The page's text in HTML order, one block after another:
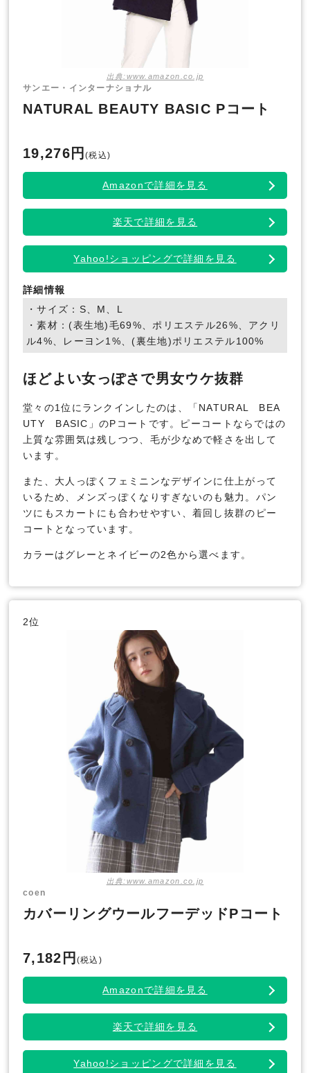
出典:www.amazon.co.jp
サンエー・インターナショナル
NATURAL BEAUTY BASIC Pコート
19,276円(税込)
Amazonで詳細を見る
楽天で詳細を見る
Yahoo!ショッピングで詳細を見る
詳細情報
・サイズ：S、M、L
・素材：(表生地)毛69%、ポリエステル26%、アクリ
ル4%、レーヨン1%、(裏生地)ポリエステル100%
ほどよい女っぽさで男女ウケ抜群
堂々の1位にランクインしたのは、「NATURAL BEA
UTY BASIC」のPコートです。ピーコートならではの
上質な雰囲気は残しつつ、毛が少なめで軽さを出して
います。
また、大人っぽくフェミニンなデザインに仕上がって
いるため、メンズっぽくなりすぎないのも魅力。パン
ツにもスカートにも合わせやすい、着回し抜群のピー
コートとなっています。
カラーはグレーとネイビーの2色から選べます。
2位
出典:www.amazon.co.jp
coen
カバーリングウールフーデッドPコート
7,182円 (税込)
Amazonで詳細を見る
楽天で詳細を見る
Yahoo!ショッピングで詳細を見る